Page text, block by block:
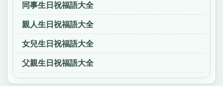
同事生日祝福語大全
親人生日祝福語大全
女兒生日祝福語大全
父親生日祝福語大全